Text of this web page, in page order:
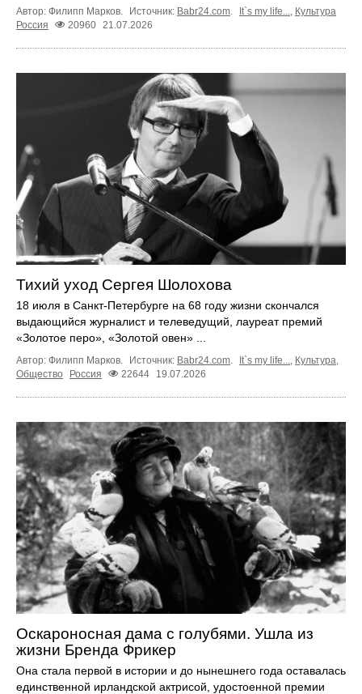
Автор: Филипп Марков. Источник: Babr24.com. It`s my life..., Культура
Россия
20960 21.07.2026
Тихий уход Сергея Шолохова
18 июля в Санкт-Петербурге на 68 году жизни скончался
выдающийся журналист и телеведущий, лауреат премий
«Золотое перо», «Золотой овен» ...
Автор: Филипп Марков. Источник: Babr24.com. It`s my life..., Культура,
Общество
Россия 22644 19.07.2026
Оскароносная дама с голубями. Ушла из
жизни Бренда Фрикер
Она стала первой в истории и до нынешнего года оставалась
единственной ирландской актрисой, удостоенной премии